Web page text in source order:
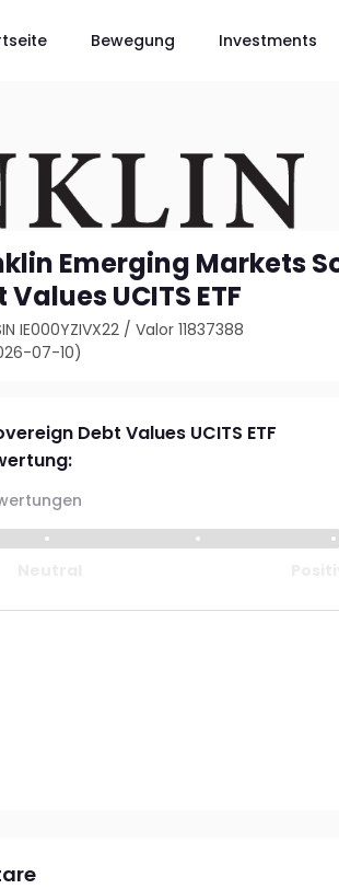
Bewegung Investments
Emerging Markets
Values UCITS ETF
IE000YZIVX22 /Valor 11837388
07-10)
Debt Values UCITS ETF